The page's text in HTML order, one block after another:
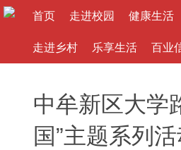
首页 走进校园 健康生活
走进乡村 乐享生活 百业
中牟新区大学
国”主题系列